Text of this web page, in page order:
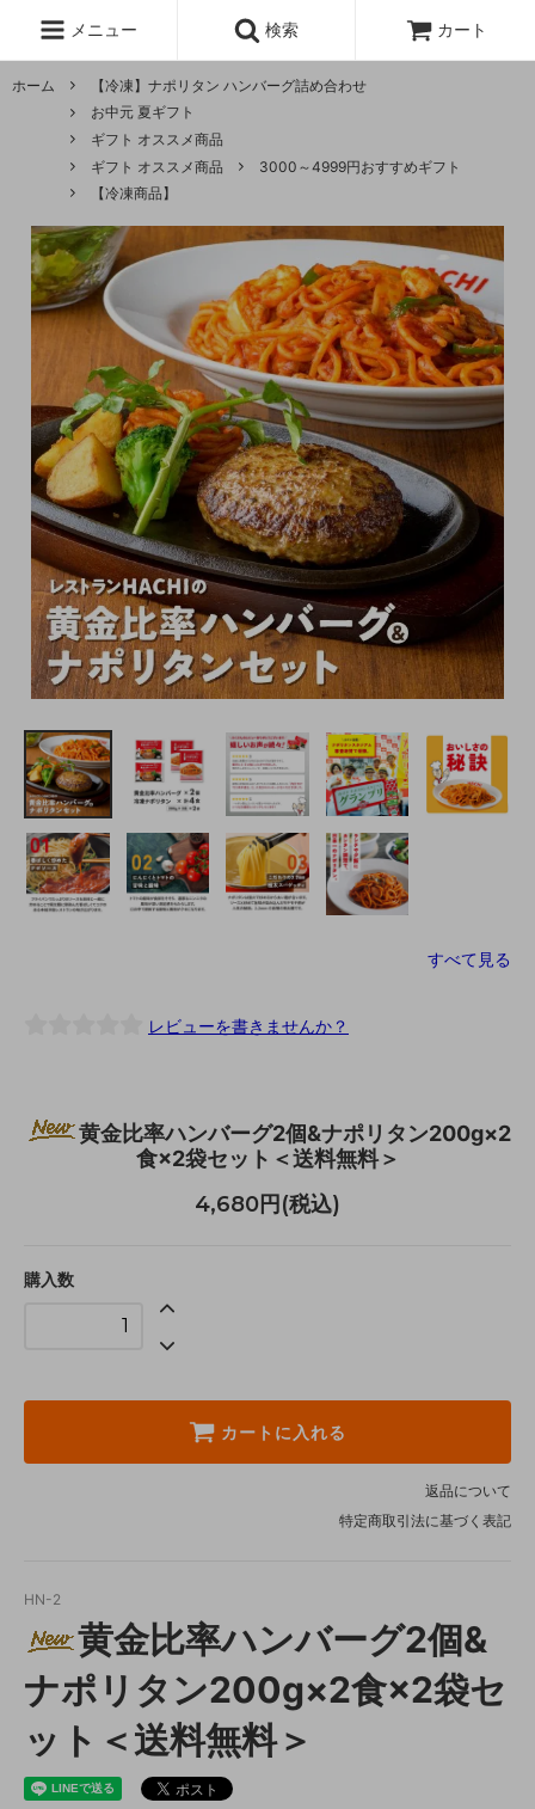
メニュー 検索 カート
ホーム
【冷凍】ナポリタン ハンバーグ詰め合わせ
お中元 夏ギフト
ギフト オススメ商品
ギフト オススメ商品
3000～4999円おすすめギフト
【冷凍商品】
すべて見る
レビューを書きませんか？
黄金比率ハンバーグ2個&ナポリタン200g×2
食×2袋セット＜送料無料＞
4,680円(税込)
購入数
カートに入れる
返品について
特定商取引法に基づく表記
HN-2
黄金比率ハンバーグ2個&
ナポリタン200g×2食×2袋セ
ット＜送料無料＞